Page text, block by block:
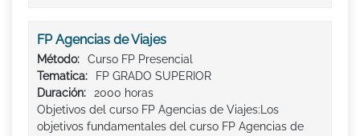
FP Agencias de Viajes
Método:
Curso FP Presencial
Tematica:
FP GRADO SUPERIOR
Duración:
2000 horas
Objetivos del curso FP Agencias de Viajes:Los
objetivos fundamentales del curso FP Agencias de